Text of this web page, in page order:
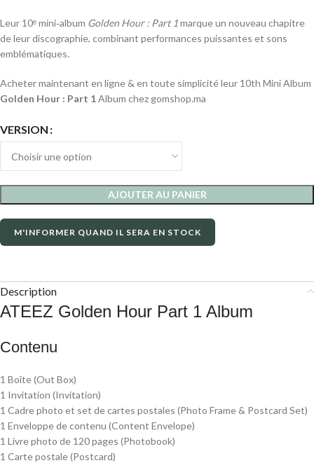
Leur 10ᵉ mini‑album Golden Hour : Part 1marque un nouveau chapitre
de leur discographie, combinant performances puissantes et sons
emblématiques.
Acheter maintenant en ligne & en toute simplicité leur 10th Mini Album
Golden Hour : Part 1Album chez gomshop.ma
VERSION
AJOUTER AU PANIER
M'INFORMER QUAND IL SERA EN STOCK
Description
ATEEZ Golden Hour Part 1 Album
Contenu
1 Boîte (Out Box)
1 Invitation (Invitation)
1 Cadre photo et set de cartes postales (Photo Frame & Postcard Set)
1 Enveloppe de contenu (Content Envelope)
1 Livre photo de 120 pages (Photobook)
1 Carte postale (Postcard)